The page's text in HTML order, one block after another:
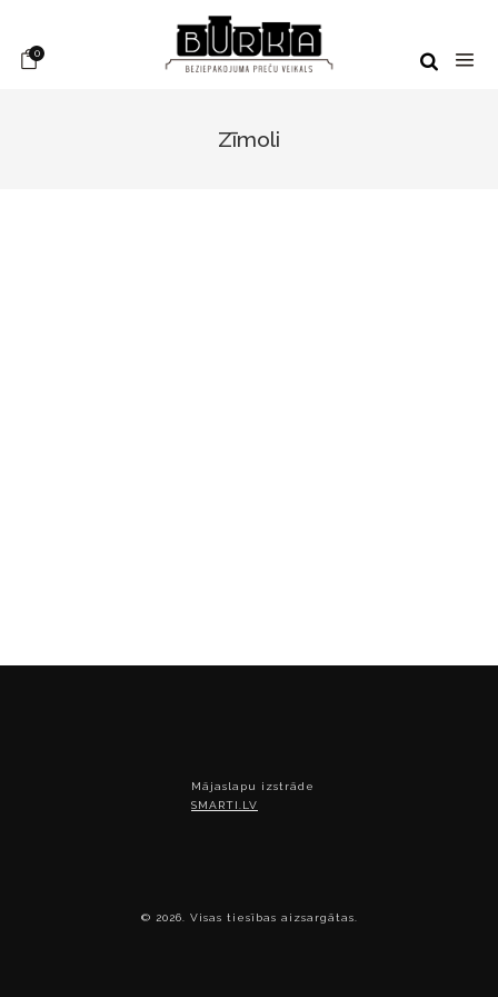
0
Zīmoli
© 2026. Visas tiesības aizsargātas.
Mājaslapu izstrāde
SMARTI.LV